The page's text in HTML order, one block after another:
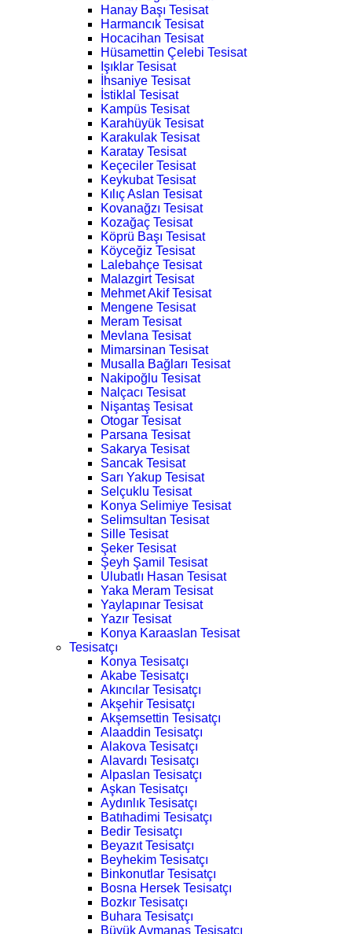
Hanay Başı Tesisat
Harmancık Tesisat
Hocacihan Tesisat
Hüsamettin Çelebi Tesisat
Işıklar Tesisat
İhsaniye Tesisat
İstiklal Tesisat
Kampüs Tesisat
Karahüyük Tesisat
Karakulak Tesisat
Karatay Tesisat
Keçeciler Tesisat
Keykubat Tesisat
Kılıç Aslan Tesisat
Kovanağzı Tesisat
Kozağaç Tesisat
Köprü Başı Tesisat
Köyceğiz Tesisat
Lalebahçe Tesisat
Malazgirt Tesisat
Mehmet Akif Tesisat
Mengene Tesisat
Meram Tesisat
Mevlana Tesisat
Mimarsinan Tesisat
Musalla Bağları Tesisat
Nakipoğlu Tesisat
Nalçacı Tesisat
Nişantaş Tesisat
Otogar Tesisat
Parsana Tesisat
Sakarya Tesisat
Sancak Tesisat
Sarı Yakup Tesisat
Selçuklu Tesisat
Konya Selimiye Tesisat
Selimsultan Tesisat
Sille Tesisat
Şeker Tesisat
Şeyh Şamil Tesisat
Ulubatlı Hasan Tesisat
Yaka Meram Tesisat
Yaylapınar Tesisat
Yazır Tesisat
Konya Karaaslan Tesisat
Tesisatçı
Konya Tesisatçı
Akabe Tesisatçı
Akıncılar Tesisatçı
Akşehir Tesisatçı
Akşemsettin Tesisatçı
Alaaddin Tesisatçı
Alakova Tesisatçı
Alavardı Tesisatçı
Alpaslan Tesisatçı
Aşkan Tesisatçı
Aydınlık Tesisatçı
Batıhadimi Tesisatçı
Bedir Tesisatçı
Beyazıt Tesisatçı
Beyhekim Tesisatçı
Binkonutlar Tesisatçı
Bosna Hersek Tesisatçı
Bozkır Tesisatçı
Buhara Tesisatçı
Büyük Aymanas Tesisatçı